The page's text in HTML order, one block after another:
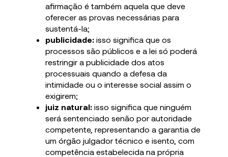
afirmação é também aquela que deve
oferecer as provas necessárias para
sustentá-la;
publicidade: isso significa que os
processos são públicos e a lei só poderá
restringir a publicidade dos atos
processuais quando a defesa da
intimidade ou o interesse social assim o
exigirem;
juiz natural: isso significa que ninguém
será sentenciado senão por autoridade
competente, representando a garantia de
um órgão julgador técnico e isento, com
competência estabelecida na própria